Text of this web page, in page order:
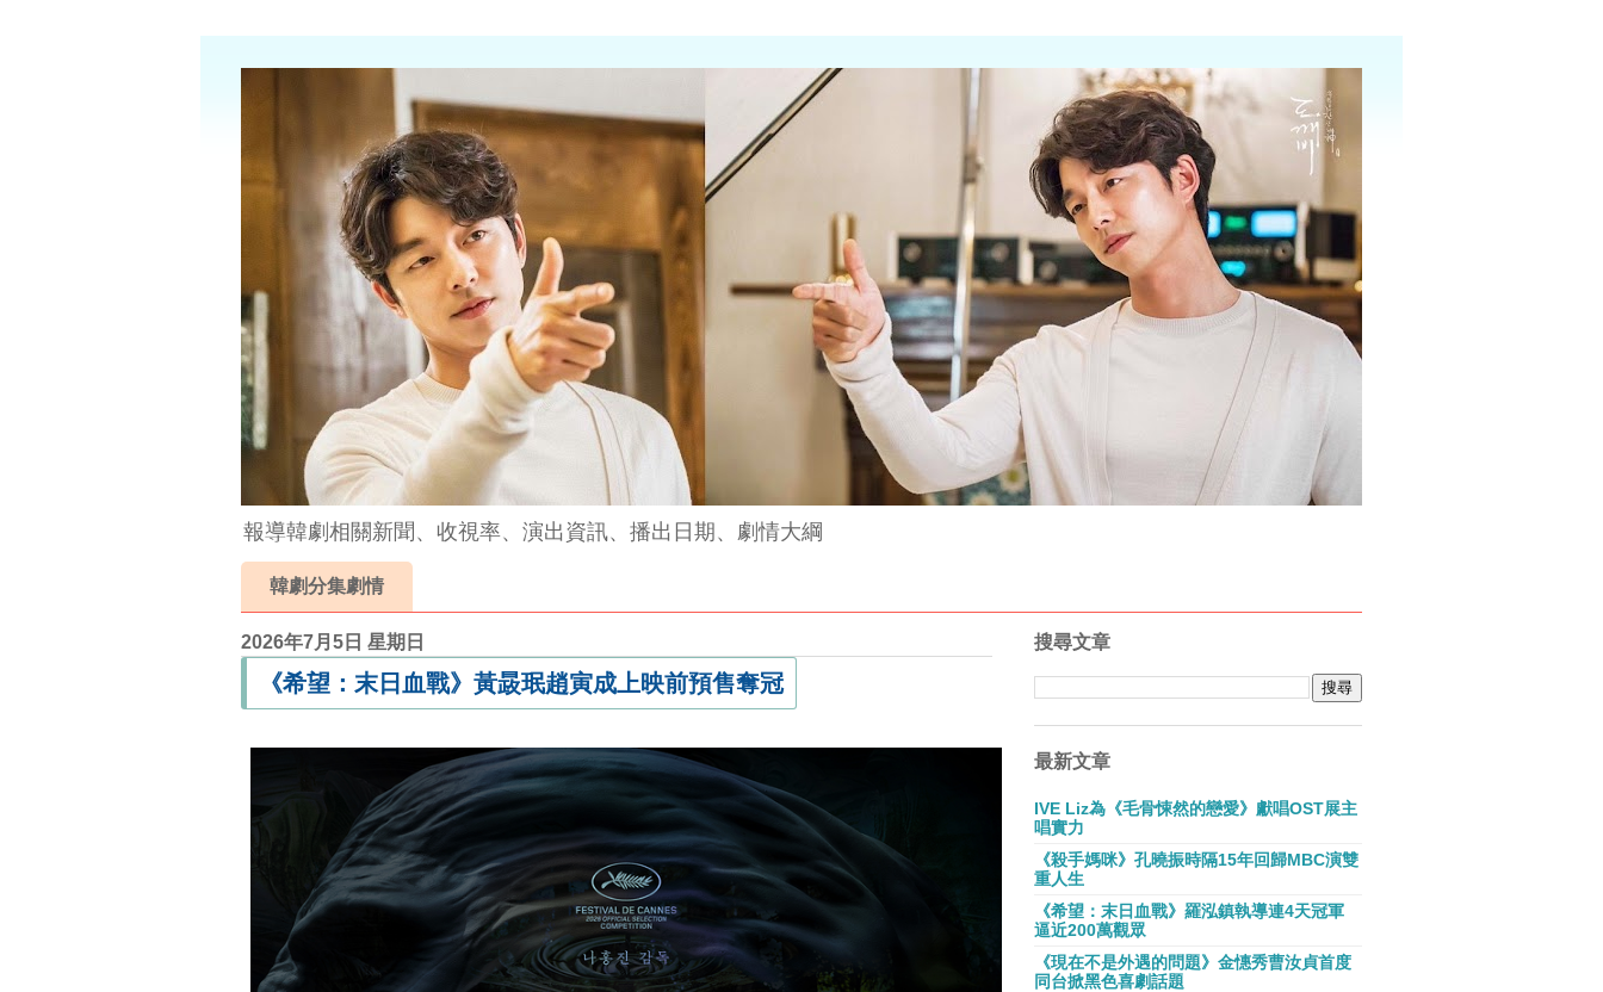
報導韓劇相關新聞、收視率、演出資訊、播出日期、劇情大綱
韓劇分集劇情
2026年7月5日 星期日
《希望：末日血戰》黃晸珉趙寅成上映前預售奪冠
搜尋文章
最新文章
IVE Liz為《毛骨悚然的戀愛》獻唱OST展主
唱實力
《殺手媽咪》孔曉振時隔15年回歸MBC演雙
重人生
《希望：末日血戰》羅泓鎮執導連4天冠軍
逼近200萬觀眾
《現在不是外遇的問題》金憓秀曹汝貞首度
同台掀黑色喜劇話題